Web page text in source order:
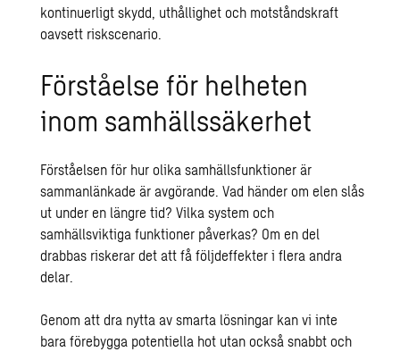
kontinuerligt skydd, uthållighet och motståndskraft
oavsett riskscenario.
Förståelse för helheten
inom samhällssäkerhet
Förståelsen för hur olika samhällsfunktioner är
sammanlänkade är avgörande. Vad händer om elen slås
ut under en längre tid? Vilka system och
samhällsviktiga funktioner påverkas? Om en del
drabbas riskerar det att få följdeffekter i flera andra
delar.
Genom att dra nytta av smarta lösningar kan vi inte
bara förebygga potentiella hot utan också snabbt och